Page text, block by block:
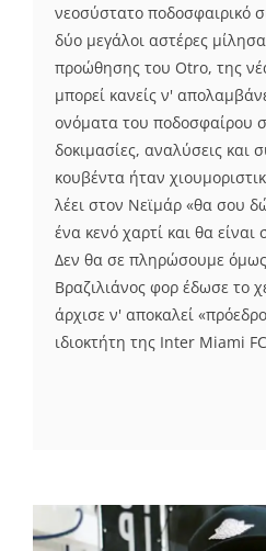
νεοσύστατο ποδοσφαιρικό
δύο μεγάλοι αστέρες
προώθησης του Otro, της
μπορεί κανείς ν'
ονόματα του ποδοσφαίρου
δοκιμασίες, αναλύσεις και
κουβέντα ήταν
λέει στον Νεϊμάρ «θα σου
ένα κενό χαρτί και θα
Δεν θα σε πληρώσουμε
Βραζιλιάνος φορ έδωσε το
άρχισε ν' αποκαλεί
ιδιοκτήτη της Inter Miami